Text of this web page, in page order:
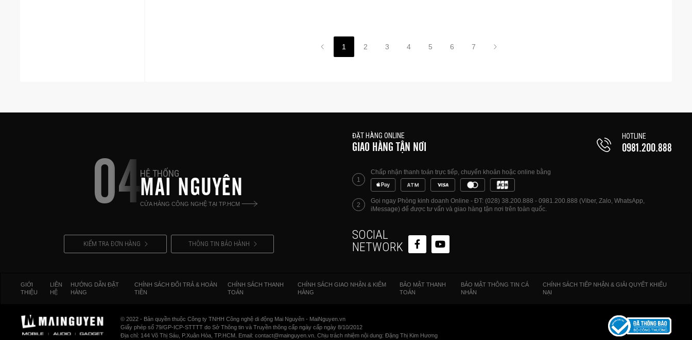
1 2 3 4 5 6 7
04HỆ THỐNG
MAI NGUYÊN
CỬA HÀNG CÔNG NGHỆ TẠI TP.HCM
KIỂM TRA ĐƠN HÀNG THÔNG TIN BẢO HÀNH
ĐẶT HÀNG ONLINE
GIAO HÀNG TẬN NƠI
HOTLINE
0981.200.888
1
Chấp nhận thanh toán trực tiếp, chuyển khoản hoặc online bằng
2
Gọi ngay Phòng kinh doanh Online - ĐT: (028) 38.200.888 - 0981.200.888 (Viber, Zalo, WhatsApp,
iMessage) để được tư vấn và giao hàng tận nơi trên toàn quốc.
SOCIAL
NETWORK
GIỚI
THIỆU
LIÊN
HỆ
HƯỚNG DẪN ĐẶT
HÀNG
CHÍNH SÁCH ĐỔI TRẢ & HOÀN
TIỀN
CHÍNH SÁCH THANH
TOÁN
CHÍNH SÁCH GIAO NHẬN & KIỂM
HÀNG
BẢO MẬT THANH
TOÁN
BẢO MẬT THÔNG TIN CÁ
NHÂN
CHÍNH SÁCH TIẾP NHẬN & GIẢI QUYẾT KHIẾU
NẠI
© 2022 - Bản quyền thuộc Công ty TNHH Công nghệ di động Mai Nguyên - MaiNguyen.vn
Giấy phép số 79/GP-ICP-STTTT do Sở Thông tin và Truyền thông cấp ngày cấp ngày 8/10/2012
Địa chỉ: 144 Võ Thị Sáu, P.Xuân Hòa, TP.HCM. Email: contact@mainguyen.vn. Chịu trách nhiệm nội dung: Đặng Thị Kim Hương